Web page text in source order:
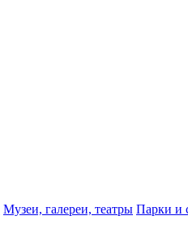
Музеи, галереи, театры Парки и